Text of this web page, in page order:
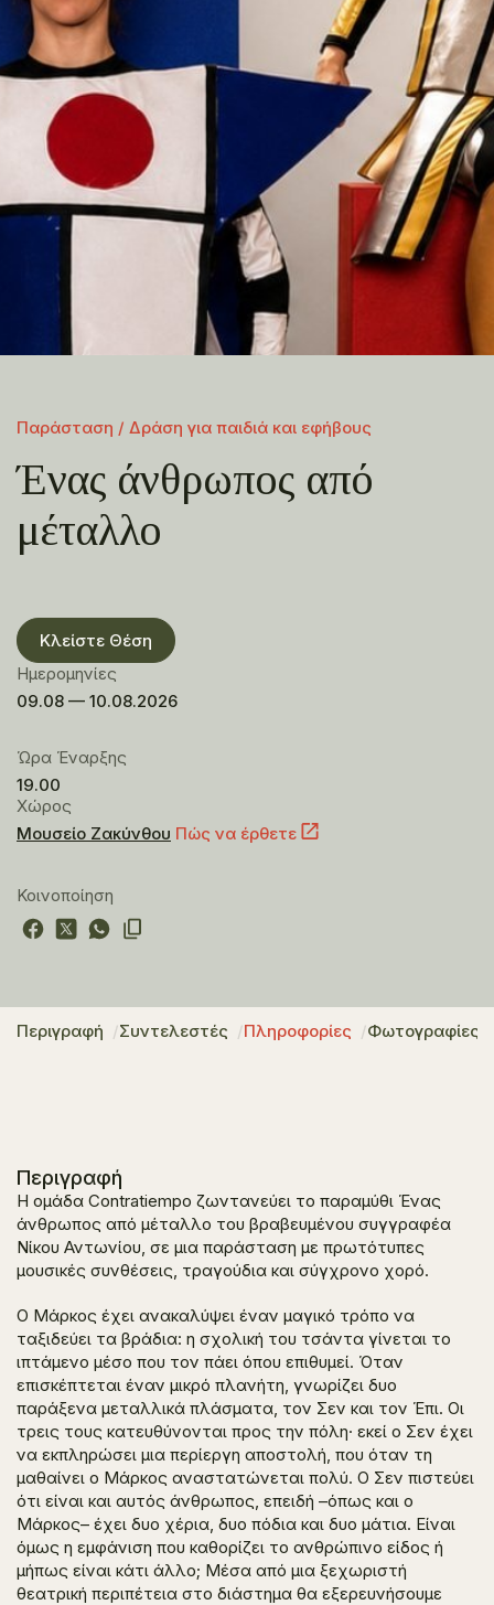
Παράσταση / Δράση για παιδιά και εφήβους
Ένας άνθρωπος από
μέταλλο
Κλείστε Θέση
Ημερομηνίες
09.08 — 10.08.2026
Ώρα Έναρξης
19.00
Χώρος
Μουσείο Ζακύνθου Πώς να έρθετε
Κοινοποίηση
Περιγραφή Συντελεστές Πληροφορίες Φωτογραφίες
Περιγραφή
Η ομάδα Contratiempo ζωντανεύει το παραμύθι Ένας
άνθρωπος από μέταλλο του βραβευμένου συγγραφέα
Νίκου Αντωνίου, σε μια παράσταση με πρωτότυπες
μουσικές συνθέσεις, τραγούδια και σύγχρονο χορό.
Ο Μάρκος έχει ανακαλύψει έναν μαγικό τρόπο να
ταξιδεύει τα βράδια: η σχολική του τσάντα γίνεται το
ιπτάμενο μέσο που τον πάει όπου επιθυμεί. Όταν
επισκέπτεται έναν μικρό πλανήτη, γνωρίζει δυο
παράξενα μεταλλικά πλάσματα, τον Σεν και τον Έπι. Οι
τρεις τους κατευθύνονται προς την πόλη· εκεί ο Σεν έχει
να εκπληρώσει μια περίεργη αποστολή, που όταν τη
μαθαίνει ο Μάρκος αναστατώνεται πολύ. Ο Σεν πιστεύει
ότι είναι και αυτός άνθρωπος, επειδή –όπως και ο
Μάρκος– έχει δυο χέρια, δυο πόδια και δυο μάτια. Είναι
όμως η εμφάνιση που καθορίζει το ανθρώπινο είδος ή
μήπως είναι κάτι άλλο; Μέσα από μια ξεχωριστή
θεατρική περιπέτεια στο διάστημα θα εξερευνήσουμε